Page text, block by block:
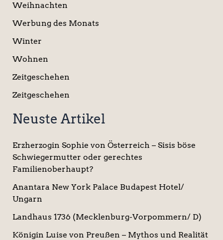
Weihnachten
Werbung des Monats
Winter
Wohnen
Zeitgeschehen
Zeitgeschehen
Neuste Artikel
Erzherzogin Sophie von Österreich – Sisis böse
Schwiegermutter oder gerechtes
Familienoberhaupt?
Anantara New York Palace Budapest Hotel/
Ungarn
Landhaus 1736 (Mecklenburg-Vorpommern/ D)
Königin Luise von Preußen – Mythos und Realität